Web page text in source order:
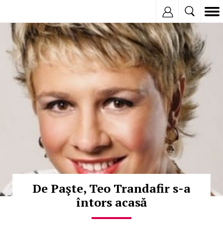
© Copyright:
De Paşte, Teo Trandafir s-a
întors acasă